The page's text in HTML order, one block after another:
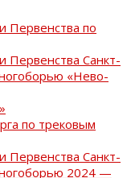
Первенства по
Первенства Санкт-
«Нево-
по трековым
Первенства Санкт-
2024 —